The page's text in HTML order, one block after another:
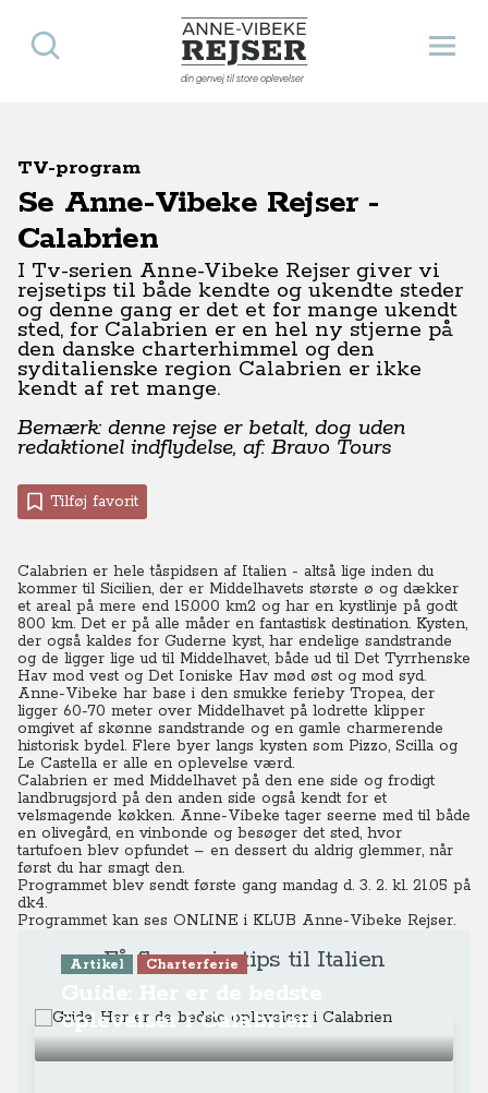
Anne-Vibeke Rejser
din genvej til store oplevelser
Åbn
Søg
TV-program
Se Anne-Vibeke Rejser -
Calabrien
I Tv-serien Anne-Vibeke Rejser giver vi
rejsetips til både kendte og ukendte steder
og denne gang er det et for mange ukendt
sted, for Calabrien er en hel ny stjerne på
den danske charterhimmel og den
syditalienske region Calabrien er ikke
kendt af ret mange.
Bemærk: denne rejse er betalt, dog uden
redaktionel indflydelse, af: Bravo Tours
Tilføj favorit
Calabrien er hele tåspidsen af Italien - altså lige inden du
kommer til Sicilien, der er Middelhavets største ø og dækker
et areal på mere end 15.000 km2 og har en kystlinje på godt
800 km. Det er på alle måder en fantastisk destination. Kysten,
der også kaldes for Guderne kyst, har endelige sandstrande
og de ligger lige ud til Middelhavet, både ud til Det Tyrrhenske
Hav mod vest og Det Ioniske Hav mød øst og mod syd.
Anne-Vibeke har base i den smukke ferieby Tropea, der
ligger 60-70 meter over Middelhavet på lodrette klipper
omgivet af skønne sandstrande og en gamle charmerende
historisk bydel. Flere byer langs kysten som Pizzo, Scilla og
Le Castella er alle en oplevelse værd.
Calabrien er med Middelhavet på den ene side og frodigt
landbrugsjord på den anden side også kendt for et
velsmagende køkken. Anne-Vibeke tager seerne med til både
en olivegård, en vinbonde og besøger det sted, hvor
tartufoen blev opfundet – en dessert du aldrig glemmer, når
først du har smagt den.
Programmet blev sendt første gang mandag d. 3. 2. kl. 21.05 på
dk4.
Programmet kan ses ONLINEi KLUB Anne-Vibeke Rejser.
Få flere rejsetips til Italien
Artikel Charterferie
oplevelser i Calabrien